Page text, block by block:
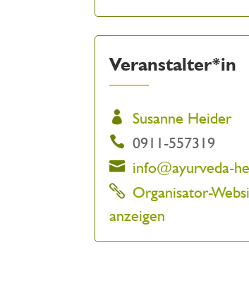
Veranstalter*in
Susanne Heider
0911-557319
info@ayurveda-
Organisator-
anzeigen